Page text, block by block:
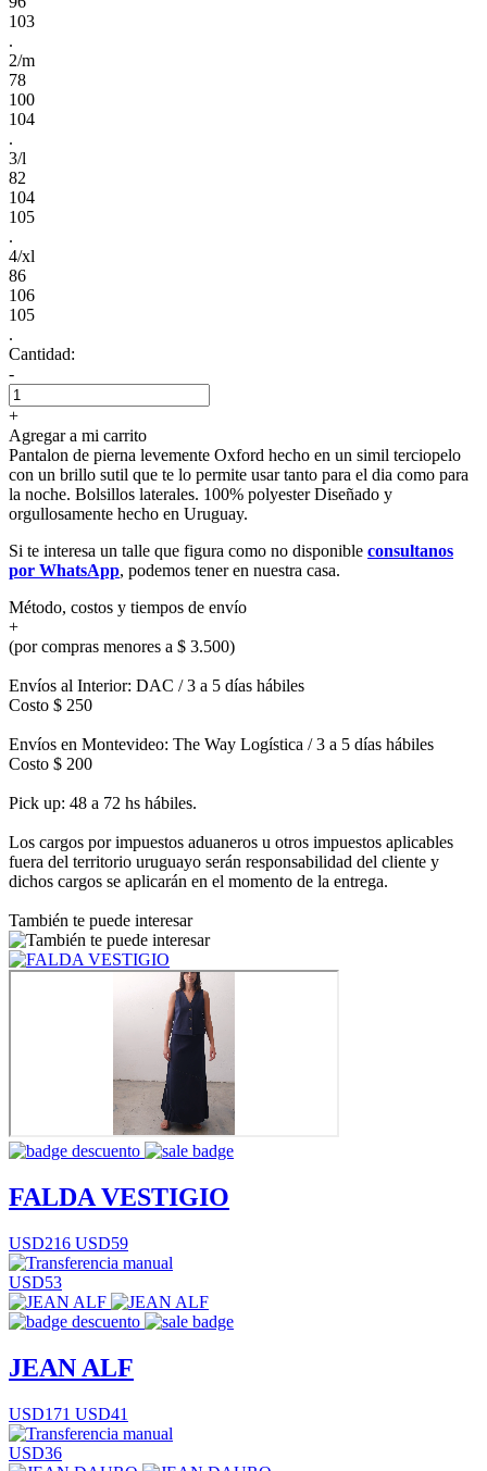
103
.
2/m
78
100
104
.
3/l
82
104
105
.
4/xl
86
106
105
.
Cantidad:
-
+
Agregar a mi carrito
Pantalon de pierna levemente Oxford hecho en un simil terciopelo
con un brillo sutil que te lo permite usar tanto para el dia como para
la noche. Bolsillos laterales. 100% polyester Diseñado y
orgullosamente hecho en Uruguay.
Si te interesa un talle que figura como no disponible consultanos
por WhatsApp, podemos tener en nuestra casa.
Método, costos y tiempos de envío
+
(por compras menores a $ 3.500)
Envíos al Interior: DAC / 3 a 5 días hábiles
Costo $ 250
Envíos en Montevideo: The Way Logística / 3 a 5 días hábiles
Costo $ 200
Pick up: 48 a 72 hs hábiles.
Los cargos por impuestos aduaneros u otros impuestos aplicables
fuera del territorio uruguayo serán responsabilidad del cliente y
dichos cargos se aplicarán en el momento de la entrega.
También te puede interesar
FALDA VESTIGIO
USD216 USD59
USD53
JEAN ALF
USD171 USD41
USD36